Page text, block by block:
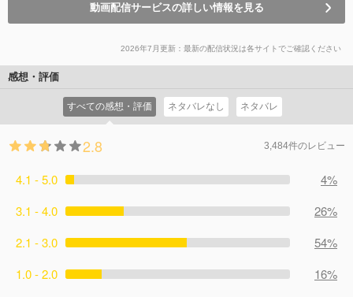
動画配信サービスの詳しい情報を見る
2026年7月更新：最新の配信状況は各サイトでご確認ください
感想・評価
すべての感想・評価 ネタバレなし ネタバレ
2.8 3,484件のレビュー
4.1 - 5.0
4%
3.1 - 4.0
26%
2.1 - 3.0
54%
1.0 - 2.0
16%